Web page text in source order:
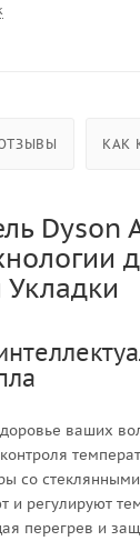
КАК
Dyson
ваших
со
и регулируют
перегрев и